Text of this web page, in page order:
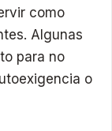
como
Algunas
para no
o